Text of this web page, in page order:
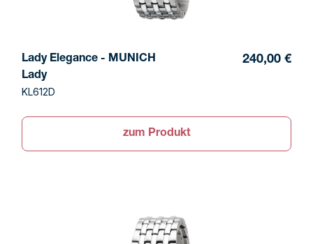
Lady Elegance - MUNICH
Lady
KL612D
240,00 €
zum Produkt